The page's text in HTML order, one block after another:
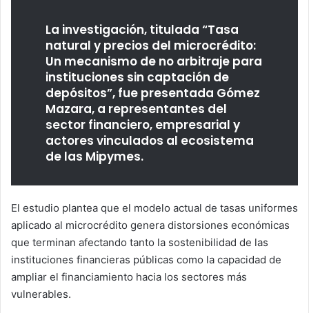
La investigación, titulada “Tasa
natural y precios del microcrédito:
Un mecanismo de no arbitraje para
instituciones sin captación de
depósitos”, fue presentada Gómez
Mazara, a representantes del
sector financiero, empresarial y
actores vinculados al ecosistema
de las Mipymes.
El estudio plantea que el modelo actual de tasas uniformes
aplicado al microcrédito genera distorsiones económicas
que terminan afectando tanto la sostenibilidad de las
instituciones financieras públicas como la capacidad de
ampliar el financiamiento hacia los sectores más
vulnerables.